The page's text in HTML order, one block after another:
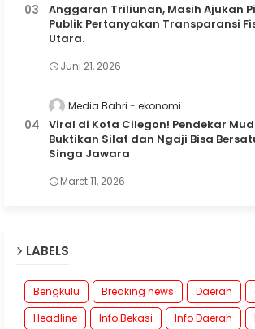
Anggaran Triliunan, Masih Ajukan
Publik Pertanyakan Transparansi
Utara.
Juni 21, 2026
Media Bahri ekonomi
Viral di Kota Cilegon! Pendekar
Buktikan Silat dan Ngaji Bisa
Singa Jawara
Maret 11, 2026
LABELS
Bengkulu Breaking news Daerah
Headline
Info Bekasi Info Daerah